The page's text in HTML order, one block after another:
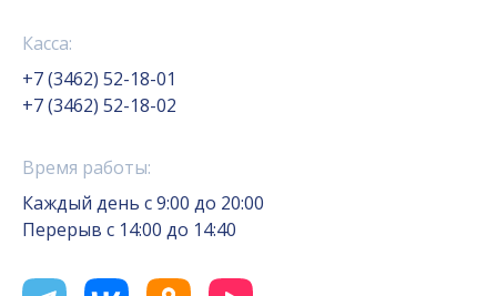
Касса:
+7 (3462) 52-18-01
+7 (3462) 52-18-02
Время работы:
Каждый день с 9:00 до 20:00
Перерыв с 14:00 до 14:40